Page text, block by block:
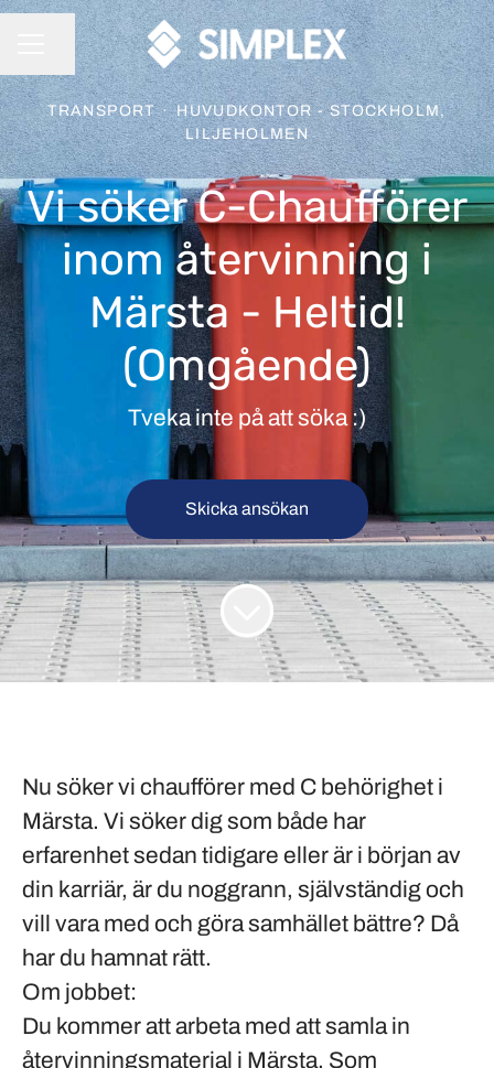
KARRIÄRMENY
Dela sidan
TRANSPORT · HUVUDKONTOR - STOCKHOLM,
LILJEHOLMEN
Vi söker C-Chaufförer
inom återvinning i
Märsta - Heltid!
(Omgående)
Tveka inte på att söka :)
Skicka ansökan
Nu söker vi chaufförer med C behörighet i
Märsta. Vi söker dig som både har
erfarenhet sedan tidigare eller är i början av
din karriär, är du noggrann, självständig och
vill vara med och göra samhället bättre? Då
har du hamnat rätt.
Om jobbet:
Du kommer att arbeta med att samla in
återvinningsmaterial i Märsta. Som